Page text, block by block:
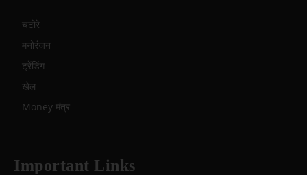
चटोरे
मनोरंजन
ट्रेंडिंग
खेल
Money मंत्र
Important Links